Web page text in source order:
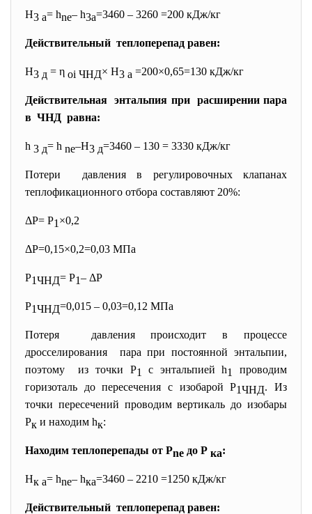
H3 а= hne– h3а=3460 – 3260 =200 кДж/кг
Действительный теплоперепад равен:
H3 д = η oi ЧНД× H3 а =200×0,65=130 кДж/кг
Действительная энтальпия при расширении пара
в ЧНД равна:
h 3 д= h ne–H3 д=3460 – 130 = 3330 кДж/кг
Потери давления в регулировочных клапанах
теплофикационного отбора составляют 20%:
ΔР= Р1 ×0,2
ΔР=0,15×0,2=0,03 МПа
Р1ЧНД= Р1– ΔР
Р1ЧНД=0,015 – 0,03=0,12 МПа
Потеря давления происходит в процессе
дросселирования пара при постоянной энтальпии,
поэтому из точки Р1 с энтальпией h1
проводим
горизоталь до пересечения с изобарой Р1ЧНД. Из
точки пересечений проводим вертикаль до изобары
Рк и находим hк:
Находим теплоперепады от Рne до Р ка:
Hк а= hne– hка=3460 – 2210 =1250 кДж/кг
Действительный теплоперепад равен: